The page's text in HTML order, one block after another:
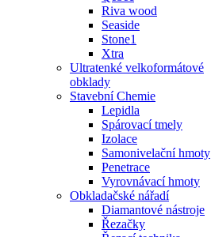
Riva wood
Seaside
Stone1
Xtra
Ultratenké velkoformátové
obklady
Stavební Chemie
Lepidla
Spárovací tmely
Izolace
Samonivelační hmoty
Penetrace
Vyrovnávací hmoty
Obkladačské nářadí
Diamantové nástroje
Řezačky